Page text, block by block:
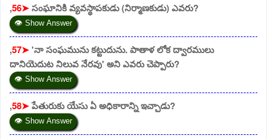
,56➤సంఘానికి వ్యవస్థాపకుడు (నిర్మాణకుడు) ఎవరు?
👁 Show Answer
,57➤'నా సంఘమును కట్టుదును. పాతాళ లోక ద్వారములు
దానియెదుట నిలువ నేరవు' అని ఎవరు చెప్పారు?
👁 Show Answer
,58➤పేతురుకు యేసు ఏ అధికారాన్ని ఇచ్చాడు?
👁 Show Answer